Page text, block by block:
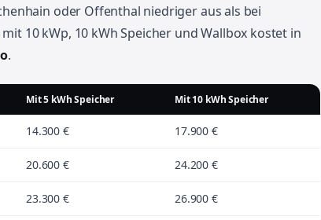
oder Offenthal niedriger aus als bei
10 kWp, 10 kWh Speicher und Wallbox kostet in
.
Mit 5 kWh Speicher Mit 10 kWh Speicher
14.300 € 17.900 €
20.600 € 24.200 €
23.300 € 26.900 €